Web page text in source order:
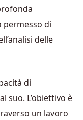
permesso di
delle
di
suo. L’obiettivo è
un lavoro